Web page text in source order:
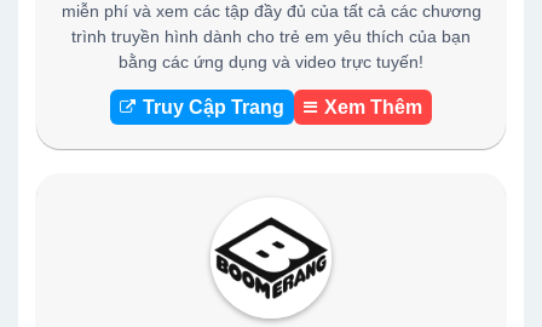
miễn phí và xem các tập đầy đủ của tất cả các chương
trình truyền hình dành cho trẻ em yêu thích của bạn
bằng các ứng dụng và video trực tuyến!
Truy Cập Trang Xem Thêm